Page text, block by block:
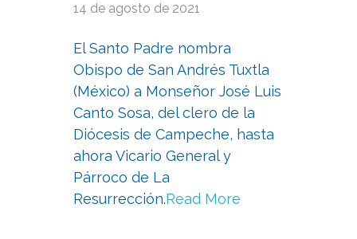
14 de agosto de 2021
El Santo Padre nombra
Obispo de San Andrés Tuxtla
(México) a Monseñor José Luis
Canto Sosa, del clero de la
Diócesis de Campeche, hasta
ahora Vicario General y
Párroco de La
Resurrección.Read More